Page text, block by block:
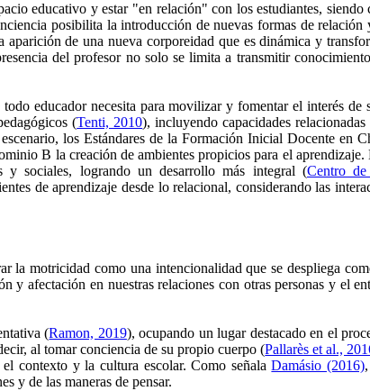
educativo y estar "en relación" con los estudiantes, siendo
posibilita la introducción de nuevas formas de relación
aparición de una nueva corporeidad que es dinámica y
del profesor no solo se limita a transmitir
educador necesita para movilizar y fomentar el interés de
(Tenti, 2010), incluyendo capacidades
los Estándares de la Formación Inicial Docente en
B la creación de ambientes propicios para el
y sociales, logrando un desarrollo más integral (Centro de
de aprendizaje desde lo relacional, considerando las
motricidad como una intencionalidad que se despliega
y afectación en nuestras relaciones con otras personas y el
(Ramon, 2019), ocupando un lugar destacado en el
al tomar conciencia de su propio cuerpo (Pallarès et al.,
contexto y la cultura escolar. Como señalaDamásio (2016)
y de las maneras de pensar.